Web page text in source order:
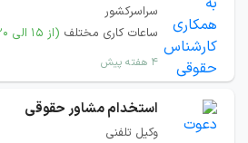
سراسرکشور
ساعات کاری مختلف (از ۱۵ الی ۲۰ میلیون)
۴ هفته پیش
استخدام مشاور حقوقی
وکیل تلفنی